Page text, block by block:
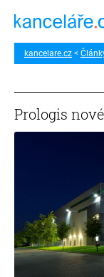
kancelare.cz
Prologis